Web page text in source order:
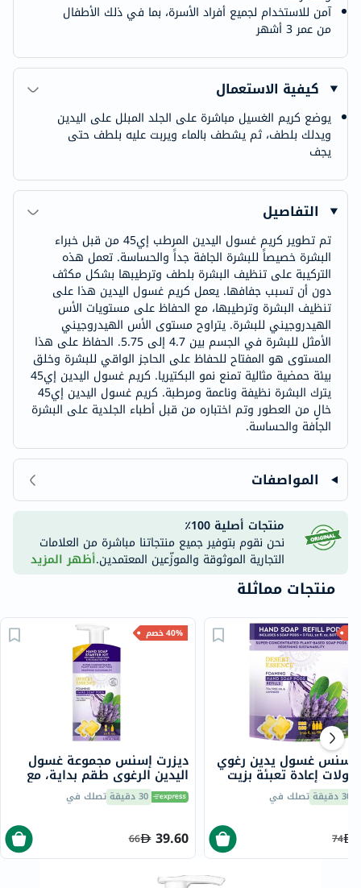
آمن للاستخدام لجميع أفراد الأسرة، بما في ذلك الأطفال
من عمر 3 أشهر
كيفية الاستعمال
يوضع كريم الغسيل مباشرة على الجلد المبلل على اليدين
ويدلك بلطف، ثم يشطف بالماء ويربت عليه بلطف حتى
يجف
التفاصيل
تم تطوير كريم غسول اليدين المرطب إي45 من قبل خبراء
البشرة خصيصاً للبشرة الجافة جداً والحساسة. تعمل هذه
التركيبة على تنظيف البشرة بلطف وترطيبها بشكل مكثف
دون أن تسبب جفافها. يعمل كريم غسول اليدين هذا على
تنظيف البشرة وترطيبها، مع الحفاظ على مستويات الأس
الهيدروجيني للبشرة. يتراوح مستوى الأس الهيدروجيني
الأمثل للبشرة في الجسم بين 4.7 إلى 5.75. الحفاظ على هذا
المستوى هو المفتاح للحفاظ على الحاجز الواقي للبشرة وخلق
بيئة حمضية مثالية تمنع نمو البكتيريا. كريم غسول اليدين إي45
يترك البشرة نظيفة وناعمة ومرطبة. كريم غسول اليدين إي45
خالٍ من العطور وتم اختباره من قبل أطباء الجلدية على البشرة
الجافة والحساسة.
المواصفات
منتجات أصلية 100٪
نحن نقوم بتوفير جميع منتجاتنا مباشرة من العلامات
التجارية الموثوقة والموزّعين المعتمدين.أظهر المزيد
منتجات مماثلة
40% خصم
ديزرت إسنس مجموعة غسول
اليدين الرغوي طقم بداية، مع
زيت شجرة الشاي واللافندر 36
مل 30 دقيقة تصلك في
39.60
66
إسنس غسول يدين رغوي
إعادة تعبئة بزيت
واللافندر 108 مل30 دقيقة تصلك في
74